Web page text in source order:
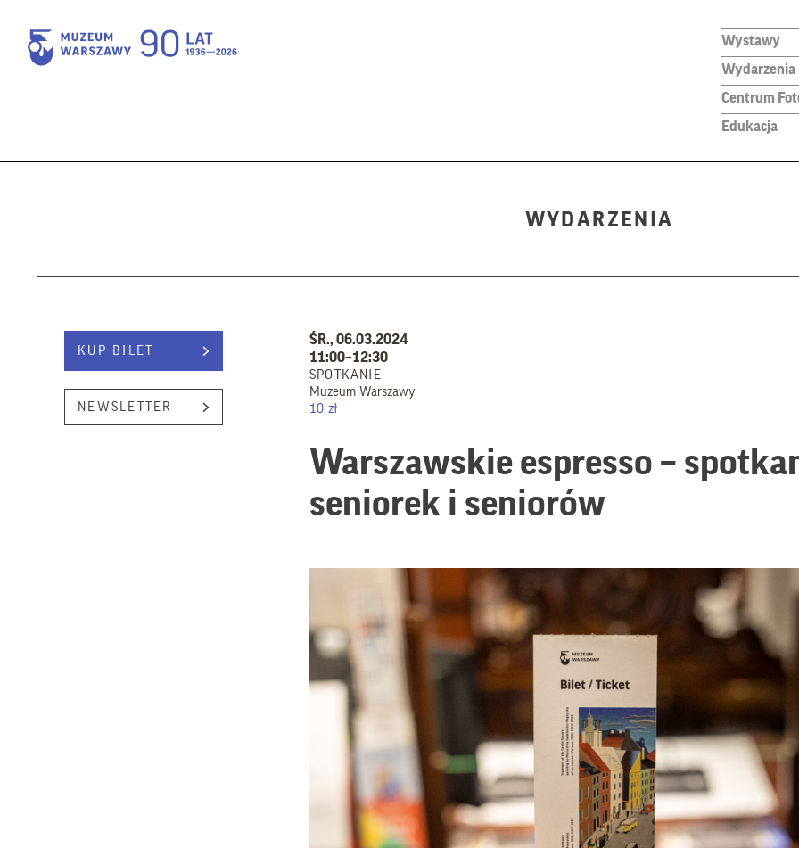
Wystawy
Wydarzenia
Centrum
Edukacja
WYDARZENIA
KUP BILET
NEWSLETTER
ŚR., 06.03.2024
11:00–12:30
SPOTKANIE
Muzeum Warszawy
10 zł
Warszawskie espresso –
seniorek i seniorów